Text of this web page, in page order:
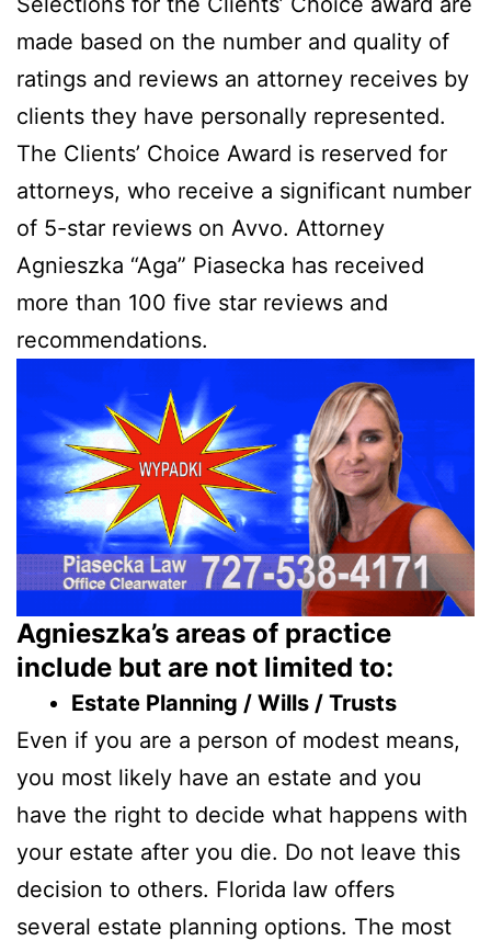
made based on the number and quality of
ratings and reviews an attorney receives by
clients they have personally represented.
The Clients’ Choice Award is reserved for
attorneys, who receive a significant number
of 5-star reviews on Avvo. Attorney
Agnieszka “Aga” Piasecka has received
more than 100 five star reviews and
recommendations.
Agnieszka’s areas of practice
include but are not limited to:
Estate Planning / Wills / Trusts
Even if you are a person of modest means,
you most likely have an estate and you
have the right to decide what happens with
your estate after you die. Do not leave this
decision to others. Florida law offers
several estate planning options. The most